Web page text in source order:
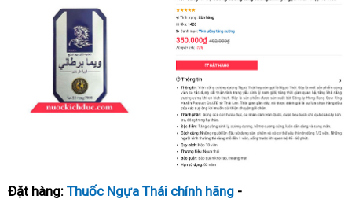
Đặt hàng: Thuốc Ngựa Thái chính hãng -